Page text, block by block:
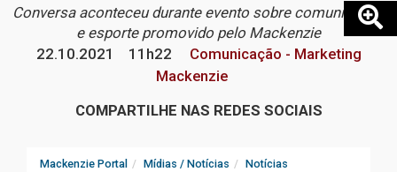
Conversa aconteceu durante evento sobre comunicação
e esporte promovido pelo Mackenzie
22.10.2021
11h22
Comunicação - Marketing
Mackenzie
COMPARTILHE NAS REDES SOCIAIS
Mackenzie Portal Mídias / Notícias
Notícias